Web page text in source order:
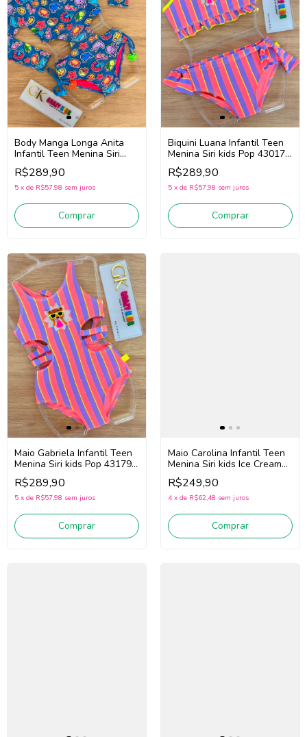
Body Manga Longa Anita
Infantil Teen Menina Siri
Kids Sea Jeans 43206 (Azul)
R$289,90
5 x de R$57,98 sem juros
Comprar
Biquini Luana Infantil Teen
Menina Siri kids Pop 43017
(Rosa/Roxo)
R$289,90
5 x de R$57,98 sem juros
Comprar
Maio Gabriela Infantil Teen
Menina Siri kids Pop 43179
(Rosa/Roxo)
R$289,90
5 x de R$57,98 sem juros
Comprar
Maio Carolina Infantil Teen
Menina Siri kids Ice Cream
43014 (Roxo)
R$249,90
4 x de R$62,48 sem juros
Comprar